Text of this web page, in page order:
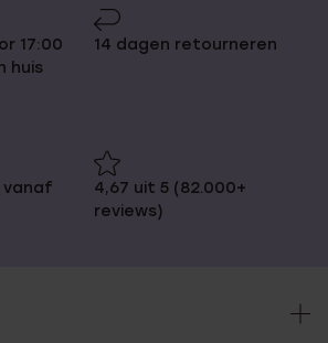
17:00
huis
14 dagen retourneren
vanaf
4,67 uit 5 (82.000+
reviews)